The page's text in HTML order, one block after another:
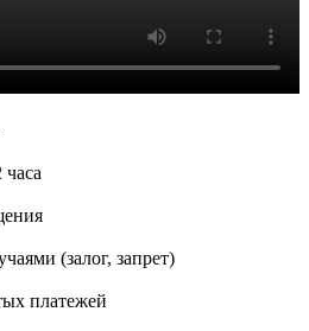
(залог, запрет)
платежей